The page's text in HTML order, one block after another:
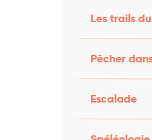
Les trails
Pêcher
Escalade